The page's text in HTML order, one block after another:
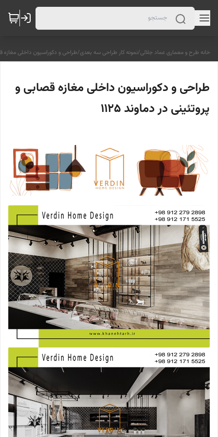
خانه طرح و معماری عماد جلالی/نمونه کار طراحی سه بعدی/طراحی و دکوراسیون داخلی مغازه
طراحی و دکوراسیون داخلی مغازه قصابی و
پروتئینی در دماوند 1125